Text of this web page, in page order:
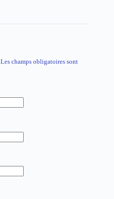
Les champs obligatoires sont